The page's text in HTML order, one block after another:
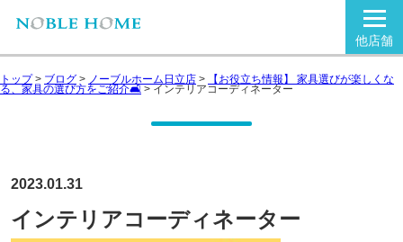
他店舗
トップ> ブログ > ノーブルホーム日立店 > 【お役立ち情報】 家具選びが楽しくな
る、家具の選び方をご紹介🛋 > インテリアコーディネーター
2023.01.31
インテリアコーディネーター